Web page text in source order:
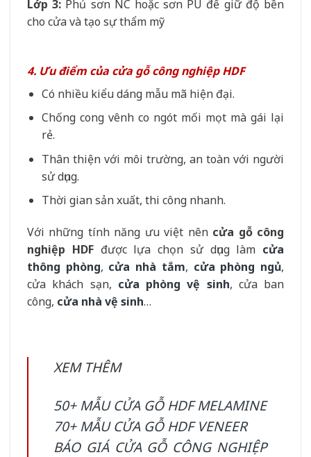
Lớp 3: Phủ sơn NC hoặc sơn PU để giữ độ bền
cho cửa và tạo sự thẩm mỹ
4. Ưu điểm của cửa gỗ công nghiệp HDF
Có nhiều kiểu dáng mẫu mã hiện đại.
Chống cong vênh co ngót mối mọt mà gái lại
rẻ.
Thân thiện với môi trường, an toàn với người
sử dụng.
Thời gian sản xuất, thi công nhanh.
Với những tính năng ưu việt nên cửa gỗ công
nghiệp HDFđược lựa chọn sử dụng làm cửa
thông phòng, cửa nhà tắm, cửa phòng ngủ,
cửa khách sạn, cửa phòng vệ sinh, cửa ban
công, cửa nhà vệ sinh…
XEM THÊM
50+ MẪU CỬA GỖ HDF MELAMINE
70+ MẪU CỬA GỖ HDF VENEER
BÁO GIÁ CỬA GỖ CÔNG NGHIỆP